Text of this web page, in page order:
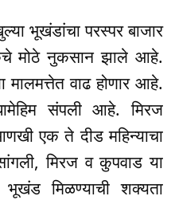
भूखंडांचा परस्पर बाजार
मोठे नुकसान झाले आहे.
मालमत्तेत वाढ होणार आहे.
संपली आहे. मिरज
एक ते दीड महिन्याचा
मिरज व कुपवाड या
मिळण्याची शक्यता